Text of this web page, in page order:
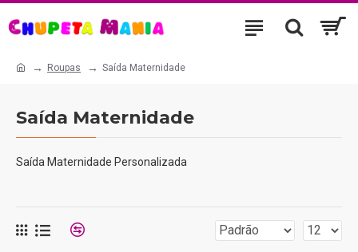
Roupas Saída Maternidade
Saída Maternidade
Saída Maternidade Personalizada